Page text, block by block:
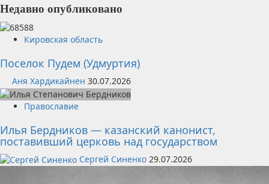
Недавно опубликовано
Кировская область
Поселок Пудем (Удмуртия)
Аня Хардикайнен 30.07.2026
Православие
Илья Бердников — казанский канонист,
поставивший церковь над государством
Сергей Синенко 29.07.2026